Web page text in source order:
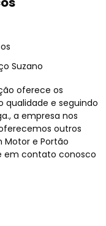
Suzano
oferece os
qualidade e seguindo
a empresa nos
outros
Motor e Portão
em contato conosco